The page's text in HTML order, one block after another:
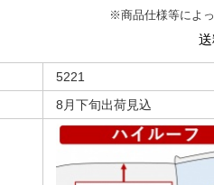
※商品仕様等によ
5221
8月下旬出荷見込